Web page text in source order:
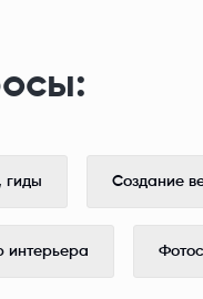
гиды Создание
интерьера